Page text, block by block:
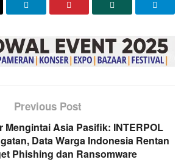
Previous Post
Mengintai Asia Pasifik: INTERPOL
Data Warga Indonesia Rentan
Phishing dan Ransomware